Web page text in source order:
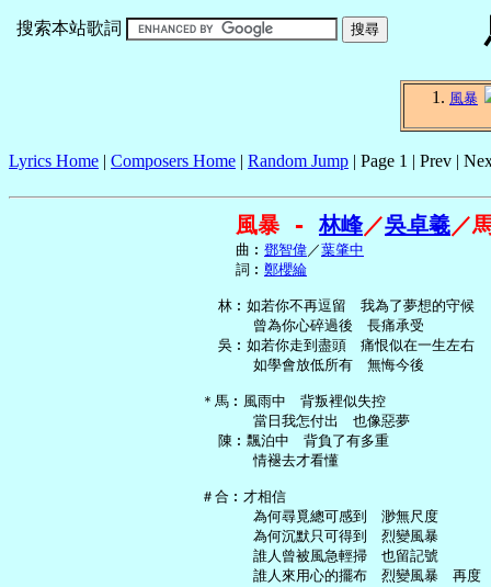
搜索本站歌詞
風暴
Lyrics Home | Composers Home | Random Jump | Page 1 | Prev |
風暴 - 林峰／吳卓羲／
     曲︰
鄧智偉／葉肇中
     詞︰
鄭櫻綸
   林︰如若你不再逗留　我為了夢想的守候
       曾為你心碎過後　長痛承受
   吳︰如若你走到盡頭　痛恨似在一生左右
       如學會放低所有　無悔今後
＊馬︰風雨中　背叛裡似失控
       當日我怎付出　也像惡夢
   陳︰飄泊中　背負了有多重
       情褪去才看懂
＃合︰才相信
       為何尋覓總可感到　渺無尺度
       為何沉默只可得到　烈變風暴
       誰人曾被風急輕掃　也留記號
       誰人來用心的擺布　烈變風暴　再度